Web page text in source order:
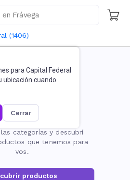
(1406)
para Capital Federal
ubicación cuando
cerrar
no existe
categorías y descubrí
que tenemos para
vos.
productos